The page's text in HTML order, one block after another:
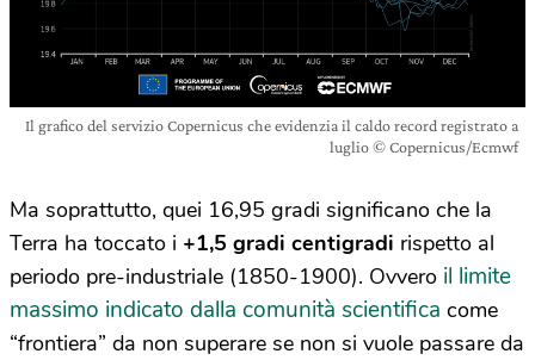
Il grafico del servizio Copernicus che evidenzia il caldo record registrato a
luglio © Copernicus/Ecmwf
Ma soprattutto, quei 16,95 gradi significano che la
Terra ha toccato i +1,5 gradi centigradi rispetto al
periodo pre-industriale (1850-1900). Ovvero il limite
massimo indicato dalla comunità scientifica come
“frontiera” da non superare se non si vuole passare da